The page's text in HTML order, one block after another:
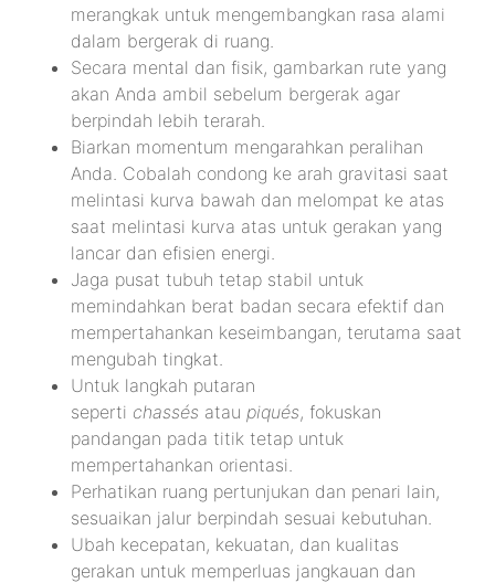
merangkak untuk mengembangkan rasa alami
dalam bergerak di ruang.
Secara mental dan fisik, gambarkan rute yang
akan Anda ambil sebelum bergerak agar
berpindah lebih terarah.
Biarkan momentum mengarahkan peralihan
Anda. Cobalah condong ke arah gravitasi saat
melintasi kurva bawah dan melompat ke atas
saat melintasi kurva atas untuk gerakan yang
lancar dan efisien energi.
Jaga pusat tubuh tetap stabil untuk
memindahkan berat badan secara efektif dan
mempertahankan keseimbangan, terutama saat
mengubah tingkat.
Untuk langkah putaran
seperti chassés atau piqués, fokuskan
pandangan pada titik tetap untuk
mempertahankan orientasi.
Perhatikan ruang pertunjukan dan penari lain,
sesuaikan jalur berpindah sesuai kebutuhan.
Ubah kecepatan, kekuatan, dan kualitas
gerakan untuk memperluas jangkauan dan